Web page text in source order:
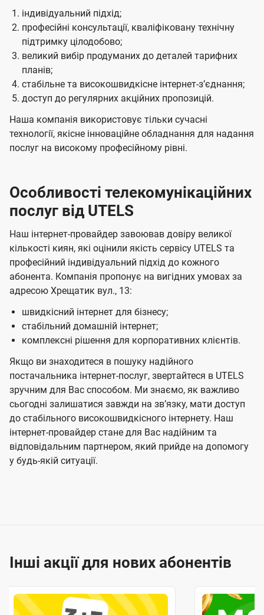
індивідуальний підхід;
професійні консультації, кваліфіковану технічну
підтримку цілодобово;
великий вибір продуманих до деталей тарифних
планів;
стабільне та високошвидкісне інтернет-зʼєднання;
доступ до регулярних акційних пропозицій.
Наша компанія використовує тільки сучасні
технології, якісне інноваційне обладнання для надання
послуг на високому професійному рівні.
Особливості телекомунікаційних
послуг від UTELS
Наш інтернет-провайдер завоював довіру великої
кількості киян, які оцінили якість сервісу UTELS та
професійний індивідуальний підхід до кожного
абонента. Компанія пропонує на вигідних умовах за
адресою Хрещатик вул., 13:
швидкісний інтернет для бізнесу;
стабільний домашній інтернет;
комплексні рішення для корпоративних клієнтів.
Якщо ви знаходитеся в пошуку надійного
постачальника інтернет-послуг, звертайтеся в UTELS
зручним для Вас способом. Ми знаємо, як важливо
сьогодні залишатися завжди на звʼязку, мати доступ
до стабільного високошвидкісного інтернету. Наш
інтернет-провайдер стане для Вас надійним та
відповідальним партнером, який прийде на допомогу
у будь-якій ситуації.
Інші акції для нових абонентів